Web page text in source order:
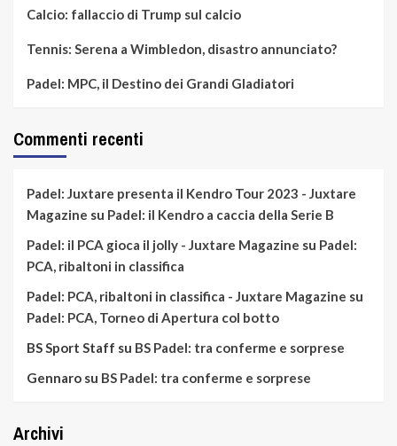
Calcio: fallaccio di Trump sul calcio
Tennis: Serena a Wimbledon, disastro annunciato?
Padel: MPC, il Destino dei Grandi Gladiatori
Commenti recenti
Padel: Juxtare presenta il Kendro Tour 2023 - Juxtare
Magazine su Padel: il Kendro a caccia della Serie B
Padel: il PCA gioca il jolly - Juxtare Magazine su Padel:
PCA, ribaltoni in classifica
Padel: PCA, ribaltoni in classifica - Juxtare Magazine su
Padel: PCA, Torneo di Apertura col botto
BS Sport Staff su BS Padel: tra conferme e sorprese
Gennaro su BS Padel: tra conferme e sorprese
Archivi